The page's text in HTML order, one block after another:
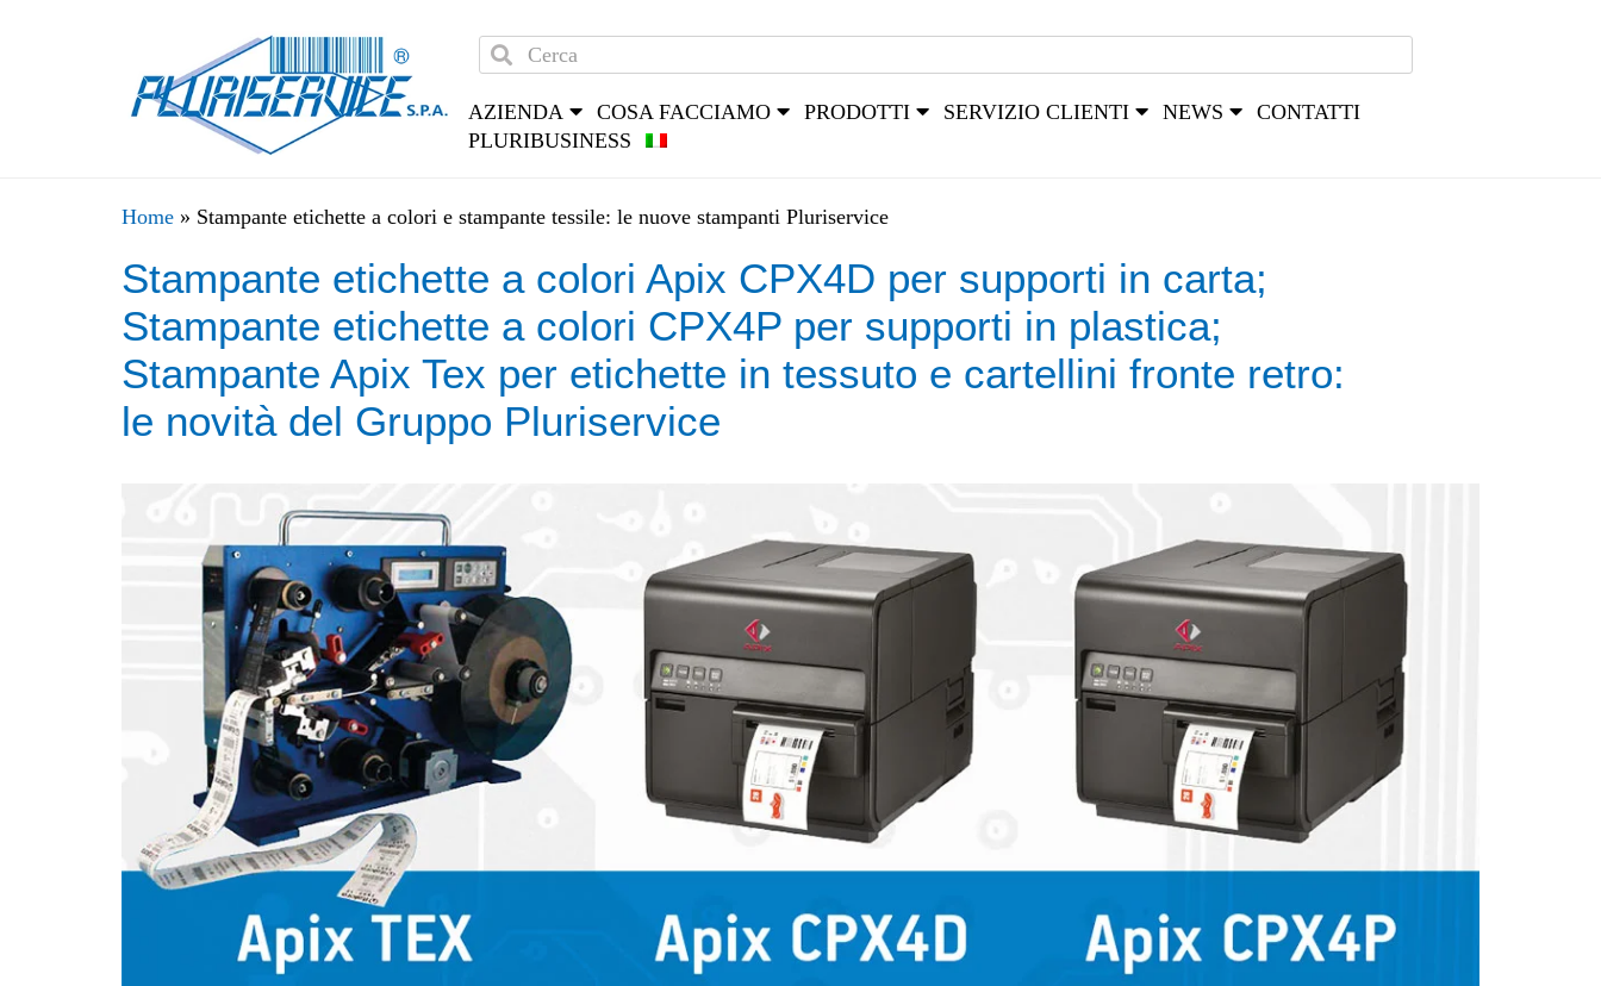
AZIENDA COSA FACCIAMO PRODOTTI SERVIZIO CLIENTI NEWS
CONTATTI
PLURIBUSINESS
Home » Stampante etichette a colori e stampante tessile: le nuove stampanti Pluriservice
Stampante etichette a colori Apix CPX4D per supporti in carta;
Stampante etichette a colori CPX4P per supporti in plastica;
Stampante Apix Tex per etichette in tessuto e cartellini fronte retro:
le novità del Gruppo Pluriservice